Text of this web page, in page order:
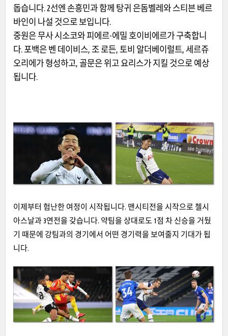
돕습니다. 2선엔 손흥민과 함께 탕귀 은돔벨레와 스티븐 베르
바인이 나설 것으로 보입니다.
중원은 무사 시소코와 피에르-에밀 호이비에르가 구축합니
다. 포백은 벤 데이비스, 조 로든, 토비 알더베이럴트, 세르쥬
오리에가 형성하고, 골문은 위고 요리스가 지킬 것으로 예상
됩니다.
이제부터 험난한 여정이 시작됩니다. 맨시티전을 시작으로 첼시
아스날과 3연전을 갖습니다. 약팀을 상대로도 1점 차 신승을 거뒀
기 때문에 강팀과의 경기에서 어떤 경기력을 보여줄지 기대가 됩
니다.